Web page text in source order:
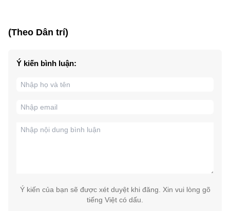
(Theo Dân trí)
Ý kiến bình luận:
Ý kiến của bạn sẽ được xét duyệt khi đăng. Xin vui lòng gõ
tiếng Việt có dấu.